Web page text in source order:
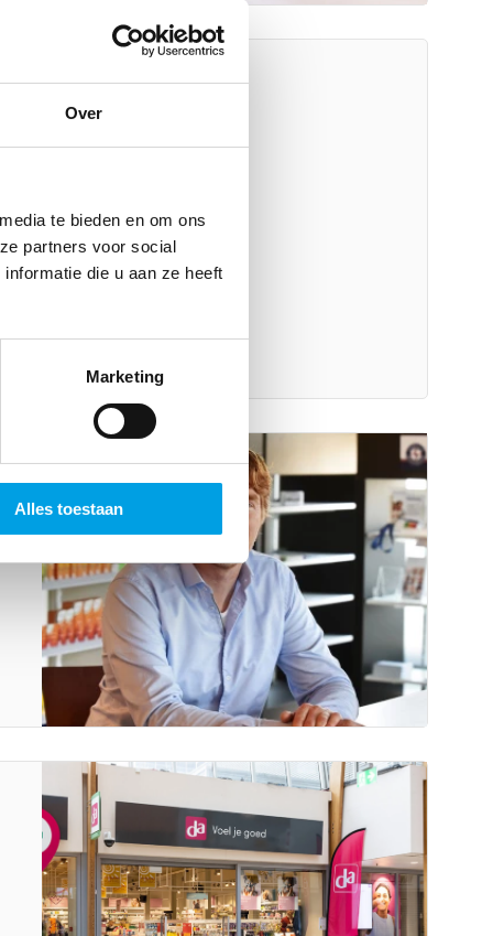
Over
te bieden en om ons
partners voor social
die u aan ze heeft
Marketing
Alles toestaan